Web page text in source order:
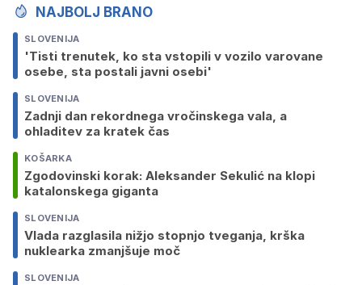
NAJBOLJ BRANO
SLOVENIJA
'Tisti trenutek, ko sta vstopili v vozilo varovane
osebe, sta postali javni osebi'
SLOVENIJA
Zadnji dan rekordnega vročinskega vala, a
ohladitev za kratek čas
KOŠARKA
Zgodovinski korak: Aleksander Sekulić na klopi
katalonskega giganta
SLOVENIJA
Vlada razglasila nižjo stopnjo tveganja, krška
nuklearka zmanjšuje moč
SLOVENIJA